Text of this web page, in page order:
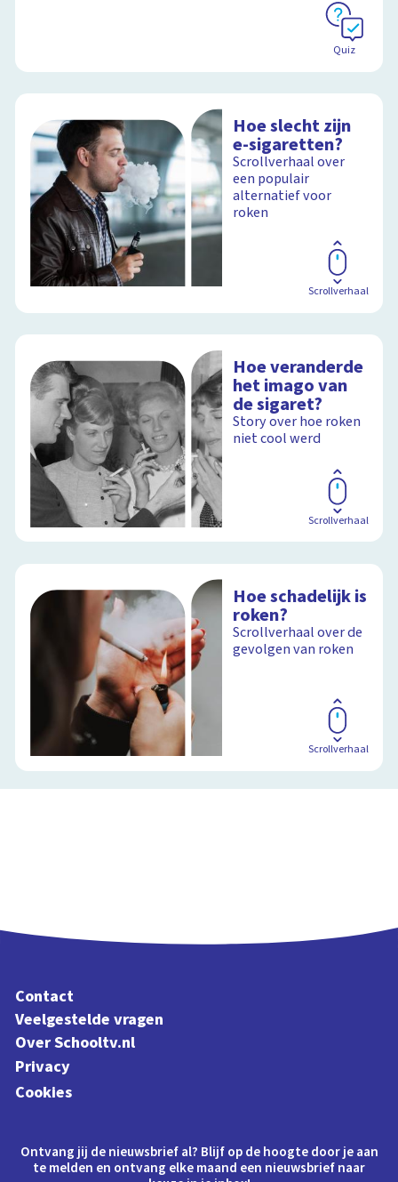
Quiz
Hoe slecht zijn
e-sigaretten?
Scrollverhaal over
een populair
alternatief voor
roken
Scrollverhaal
Hoe veranderde
het imago van
de sigaret?
Story over hoe roken
niet cool werd
Scrollverhaal
Hoe schadelijk is
roken?
Scrollverhaal over de
gevolgen van roken
Scrollverhaal
Contact
Veelgestelde vragen
Over Schooltv.nl
Privacy
Cookies
Ontvang jij de nieuwsbrief al? Blijf op de hoogte door je aan
te melden en ontvang elke maand een nieuwsbrief naar